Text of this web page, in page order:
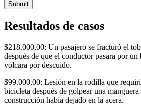
Submit
Resultados de casos
$218.000,00: Un pasajero se fracturó el
después de que el conductor pasara por
volcara por descuido.
$99.000,00: Lesión en la rodilla que
bicicleta después de golpear una
construcción había dejado en la acera.